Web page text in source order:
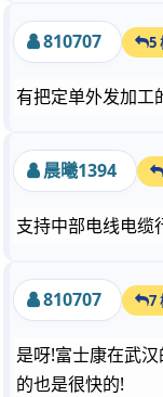
810707 5
有把定单外发加工
晨曦1394
支持中部电线电缆
810707 7
是呀!富士康在武
的也是很快的!